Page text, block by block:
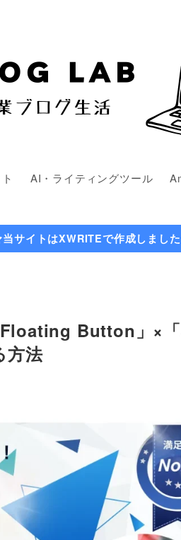
AI・ライティングツール
当サイトはXWRITEで作成しました
Button」×「
方法